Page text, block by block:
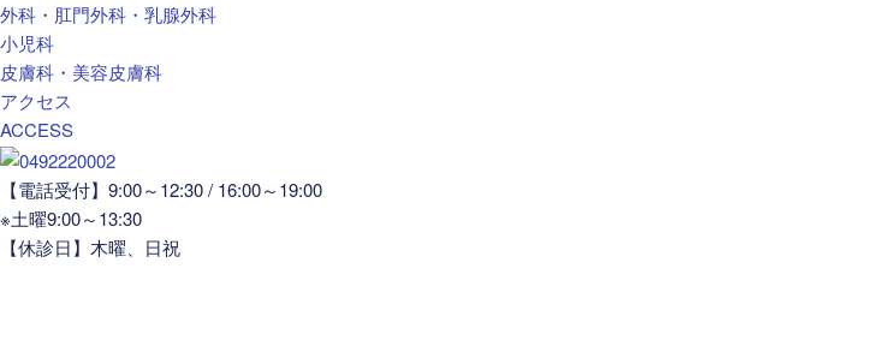
外科・肛門外科・乳腺外科
小児科
皮膚科・美容皮膚科
アクセス
ACCESS
【電話受付】9:00～12:30 / 16:00～19:00
※土曜9:00～13:30
【休診日】木曜、日祝